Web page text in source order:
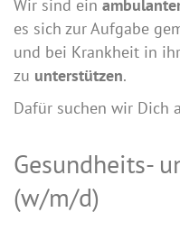
Wir sind ein
es sich zur Aufgabe
und bei Krankheit in
zu unterstützen.
Dafür suchen wir Dich
Gesundheits-
(w/m/d)